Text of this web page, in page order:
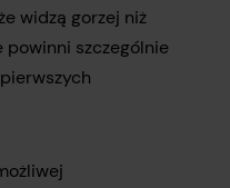
widzą gorzej niż
powinni szczególnie